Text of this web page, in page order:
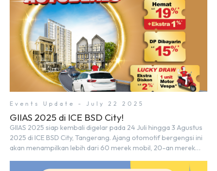
Events Update - July 22 2025
GIIAS 2025 di ICE BSD City!
GIIAS 2025 siap kembali digelar pada 24 Juli hingga 3 Agustus
2025 di ICE BSD City, Tangerang. Ajang otomotif bergengsi ini
akan menampilkan lebih dari 60 merek mobil, 20-an merek
pusat perhatian bagi para pecinta otomotif, GIIAS juga menjadi